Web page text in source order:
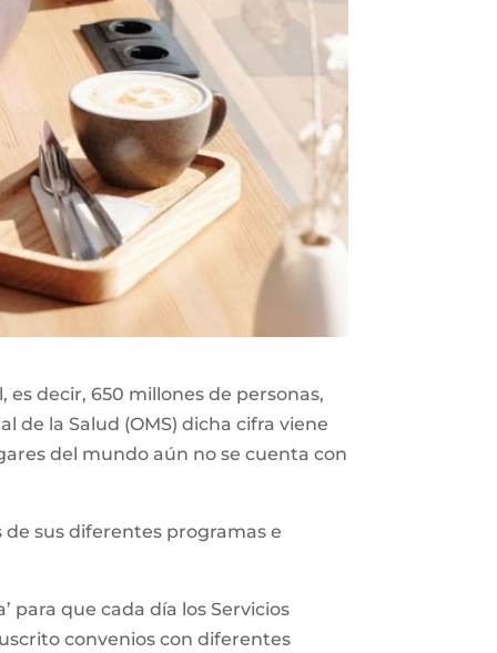
es decir, 650 millones de personas,
de la Salud (OMS) dicha cifra viene
del mundo aún no se cuenta con
de sus diferentes programas e
para que cada día los Servicios
convenios con diferentes